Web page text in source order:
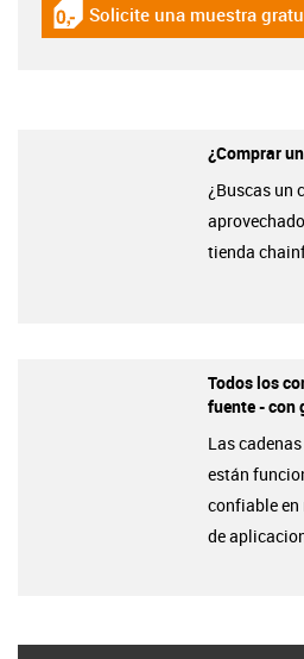
igus-icon-gratismuster
Solicite una muestra
¿Comprar
¿Buscas un
tienda
Todos los
fuente - con
Las
están
confiable en
de